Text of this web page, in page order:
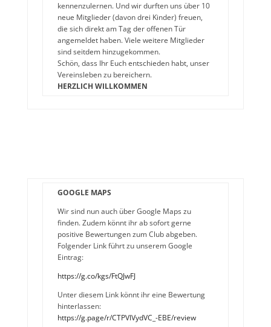
kennenzulernen. Und wir durften uns über 10
neue Mitglieder (davon drei Kinder) freuen,
die sich direkt am Tag der offenen Tür
angemeldet haben. Viele weitere Mitglieder
sind seitdem hinzugekommen.
Schön, dass Ihr Euch entschieden habt, unser
Vereinsleben zu bereichern.
HERZLICH WILLKOMMEN
GOOGLE MAPS
Wir sind nun auch über Google Maps zu
finden. Zudem könnt ihr ab sofort gerne
positive Bewertungen zum Club abgeben.
Folgender Link führt zu unserem Google
Eintrag:
https://g.co/kgs/FtQJwFJ
Unter diesem Link könnt ihr eine Bewertung
hinterlassen:
https://g.page/r/CTPVlVydVC_-EBE/review